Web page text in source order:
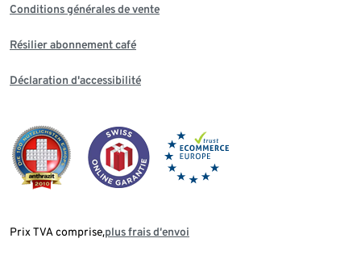
Conditions générales de vente
Résilier abonnement café
Déclaration d'accessibilité
Prix TVA comprise,plus frais d‘envoi